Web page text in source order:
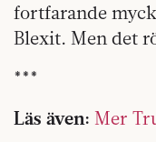
fortfarande
Blexit. Men det
***
Läs även: Mer